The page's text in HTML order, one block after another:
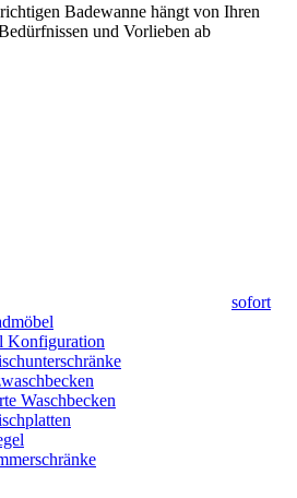
Badewanne hängt von Ihren
und Vorlieben ab
sofort
Konfiguration
Waschbecken